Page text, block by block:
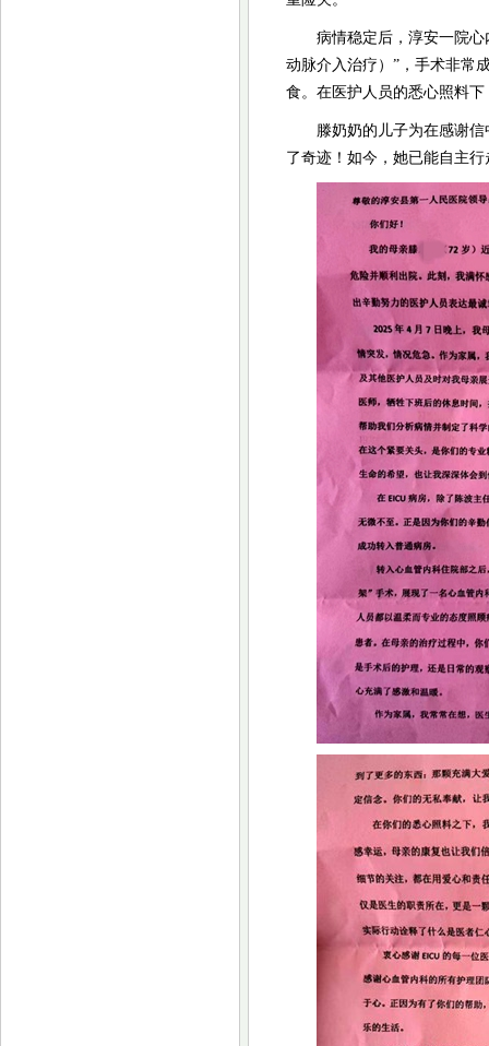
病情稳定后，淳安一院
动脉介入治疗）”，手术非常
食。在医护人员的悉心照料
滕奶奶的儿子为在感谢
了奇迹！如今，她已能自主